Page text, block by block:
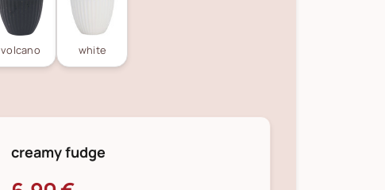
volcano white
creamy fudge